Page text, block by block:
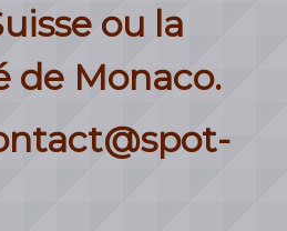
ou la
de Monaco.